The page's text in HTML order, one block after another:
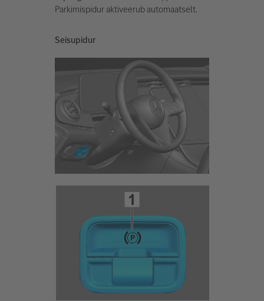
Parkimispidur aktiveerub automaatselt.
Seisupidur